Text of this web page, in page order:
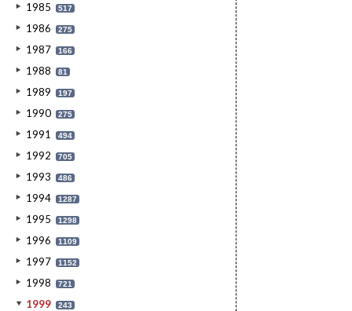
1985 517
1986 275
1987 166
1988 81
1989 197
1990 275
1991 494
1992 705
1993 486
1994 1287
1995 1298
1996 1109
1997 1152
1998 721
1999 243